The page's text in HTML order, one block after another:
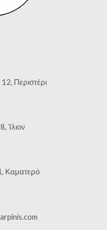
Περιστέρι
Ίλιον
Καματερό